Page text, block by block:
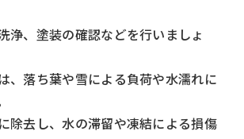
浄、塗装の確認などを行いましょ
、落ち葉や雪による負荷や水濡れに
除去し、水の滞留や凍結による損傷